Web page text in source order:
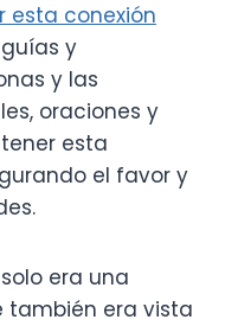
esta conexión
y
y las
oraciones y
esta
el favor y
era una
también era vista